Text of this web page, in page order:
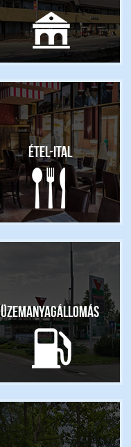
Étel-ital
Üzemanyagállomás